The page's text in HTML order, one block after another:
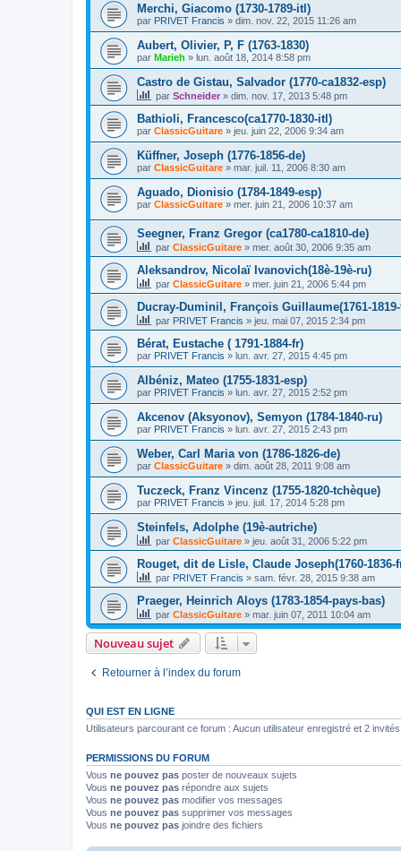
Merchi, Giacomo (1730-1789-itl)
par PRIVET Francis » dim. nov. 22, 2015 11:26 am
Aubert, Olivier, P, F (1763-1830)
par Marieh » lun. août 18, 2014 8:58 pm
Castro de Gistau, Salvador (1770-ca1832-esp)
par Schneider » dim. nov. 17, 2013 5:48 pm
Bathioli, Francesco(ca1770-1830-itl)
par ClassicGuitare » jeu. juin 22, 2006 9:34 am
Küffner, Joseph (1776-1856-de)
par ClassicGuitare » mar. juil. 11, 2006 8:30 am
Aguado, Dionisio (1784-1849-esp)
par ClassicGuitare » mer. juin 21, 2006 10:37 am
Seegner, Franz Gregor (ca1780-ca1810-de)
par ClassicGuitare » mer. août 30, 2006 9:35 am
Aleksandrov, Nicolaï Ivanovich(18è-19è-ru)
par ClassicGuitare » mer. juin 21, 2006 5:44 pm
Ducray-Duminil, François Guillaume(1761-
par PRIVET Francis » jeu. mai 07, 2015 2:34 pm
Bérat, Eustache ( 1791-1884-fr)
par PRIVET Francis » lun. avr. 27, 2015 4:45 pm
Albéniz, Mateo (1755-1831-esp)
par PRIVET Francis » lun. avr. 27, 2015 2:52 pm
Akcenov (Aksyonov), Semyon (1784-1840-ru)
par PRIVET Francis » lun. avr. 27, 2015 2:43 pm
Weber, Carl Maria von (1786-1826-de)
par ClassicGuitare » dim. août 28, 2011 9:08 am
Tuczeck, Franz Vincenz (1755-1820-tchèque)
par PRIVET Francis » jeu. juil. 17, 2014 5:28 pm
Steinfels, Adolphe (19è-autriche)
par ClassicGuitare » jeu. août 31, 2006 5:22 pm
Rouget, dit de Lisle, Claude Joseph(1760-1836-
par PRIVET Francis » sam. févr. 28, 2015 9:38 am
Praeger, Heinrich Aloys (1783-1854-pays-bas)
par ClassicGuitare » mar. juin 07, 2011 10:04 am
Nouveau sujet
Retourner à l’index du forum
QUI EST EN LIGNE
Utilisateurs parcourant ce forum : Aucun utilisateur enregistré et 2 invités
PERMISSIONS DU FORUM
Vous ne pouvez pas poster de nouveaux sujets
Vous ne pouvez pas répondre aux sujets
Vous ne pouvez pas modifier vos messages
Vous ne pouvez pas supprimer vos messages
Vous ne pouvez pas joindre des fichiers